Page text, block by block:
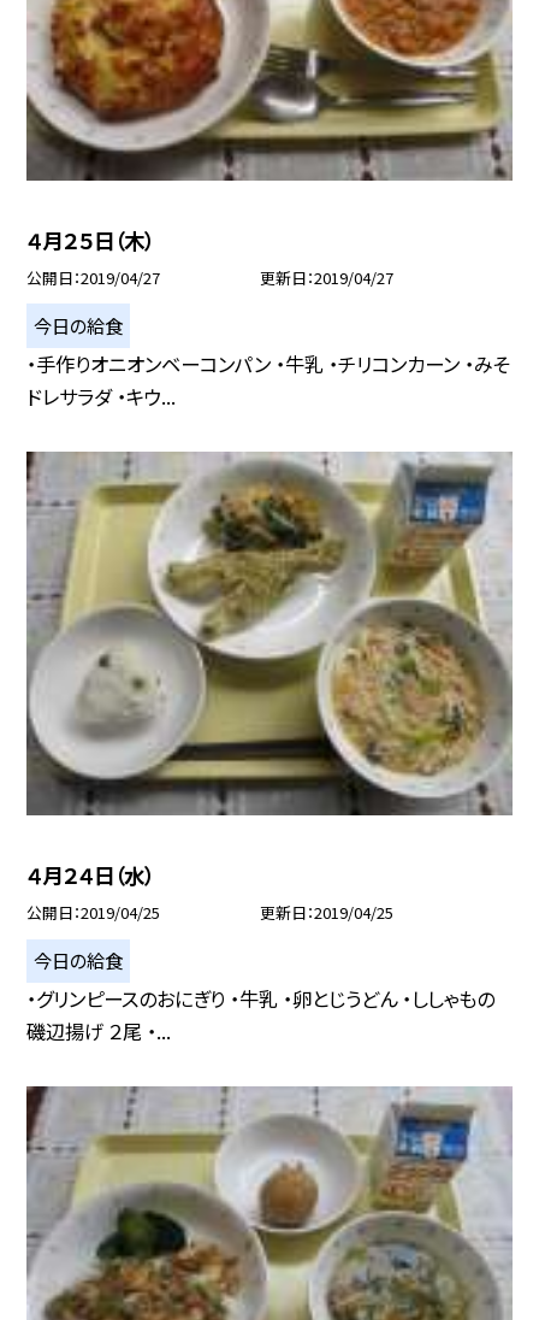
４月２５日（木）
公開日 2019/04/27 更新日 2019/04/27
今日の給食
・手作りオニオンベーコンパン ・牛乳 ・チリコンカーン ・みそ
ドレサラダ ・キウ...
４月２４日（水）
公開日 2019/04/25 更新日 2019/04/25
今日の給食
・グリンピースのおにぎり ・牛乳 ・卵とじうどん ・ししゃもの
磯辺揚げ ２尾 ・...